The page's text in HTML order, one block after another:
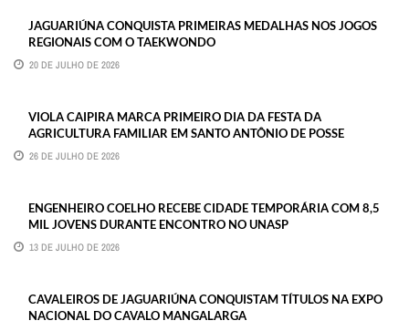
JAGUARIÚNA CONQUISTA PRIMEIRAS MEDALHAS NOS JOGOS
REGIONAIS COM O TAEKWONDO
20 DE JULHO DE 2026
VIOLA CAIPIRA MARCA PRIMEIRO DIA DA FESTA DA
AGRICULTURA FAMILIAR EM SANTO ANTÔNIO DE POSSE
26 DE JULHO DE 2026
ENGENHEIRO COELHO RECEBE CIDADE TEMPORÁRIA COM 8,5
MIL JOVENS DURANTE ENCONTRO NO UNASP
13 DE JULHO DE 2026
CAVALEIROS DE JAGUARIÚNA CONQUISTAM TÍTULOS NA EXPO
NACIONAL DO CAVALO MANGALARGA